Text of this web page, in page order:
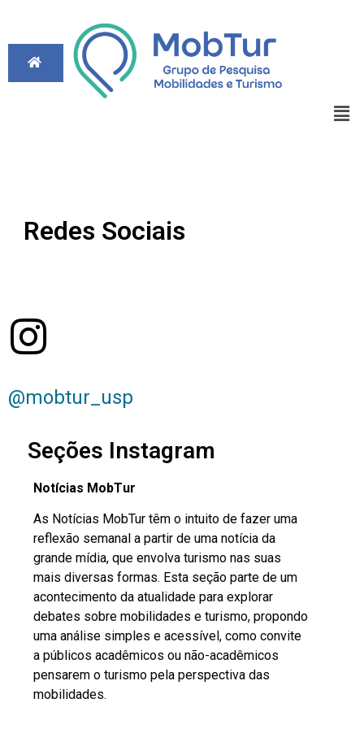
Redes Sociais
@mobtur_usp
Seções Instagram
Notícias MobTur
As Notícias MobTur têm o intuito de fazer uma
reflexão semanal a partir de uma notícia da
grande mídia, que envolva turismo nas suas
mais diversas formas. Esta seção parte de um
acontecimento da atualidade para explorar
debates sobre mobilidades e turismo, propondo
uma análise simples e acessível, como convite
a públicos acadêmicos ou não-acadêmicos
pensarem o turismo pela perspectiva das
mobilidades.